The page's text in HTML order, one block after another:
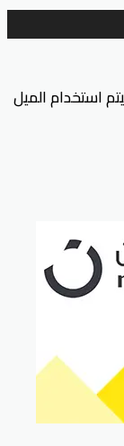
استخدام الميل